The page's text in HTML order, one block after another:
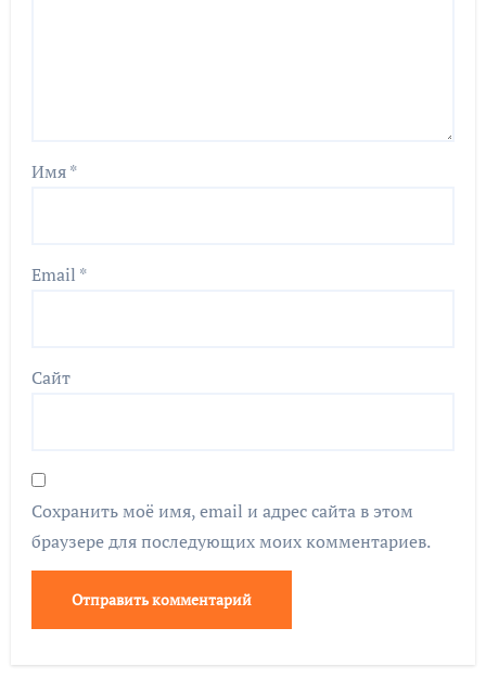
Имя*
Email *
Сайт
Сохранить моё имя, email и адрес сайта в этом
браузере для последующих моих комментариев.